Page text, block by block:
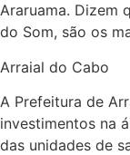
Araruama. Dizem
do Som, são os
Arraial do Cabo
A Prefeitura de
investimentos na
das unidades de